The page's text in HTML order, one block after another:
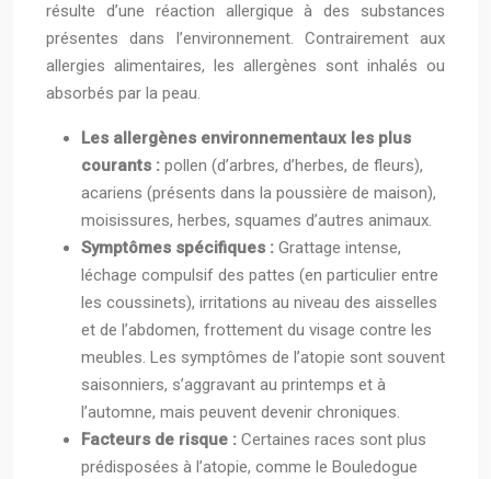
résulte d’une réaction allergique à des substances
présentes dans l’environnement. Contrairement aux
allergies alimentaires, les allergènes sont inhalés ou
absorbés par la peau.
Les allergènes environnementaux les plus
courants : pollen (d’arbres, d’herbes, de fleurs),
acariens (présents dans la poussière de maison),
moisissures, herbes, squames d’autres animaux.
Symptômes spécifiques : Grattage intense,
léchage compulsif des pattes (en particulier entre
les coussinets), irritations au niveau des aisselles
et de l’abdomen, frottement du visage contre les
meubles. Les symptômes de l’atopie sont souvent
saisonniers, s’aggravant au printemps et à
l’automne, mais peuvent devenir chroniques.
Facteurs de risque : Certaines races sont plus
prédisposées à l’atopie, comme le Bouledogue